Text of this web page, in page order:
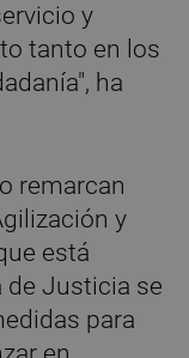
y
tanto en los
ha
remarcan
y
está
de Justicia se
para